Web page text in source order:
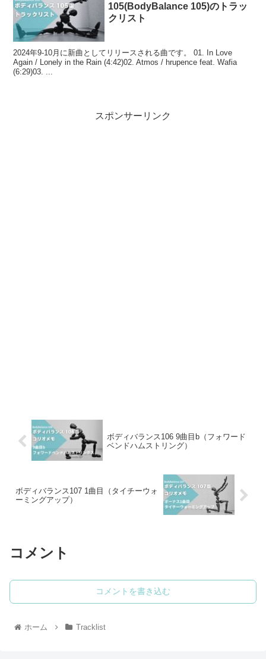
105(BodyBalance 105)のトラッ
クリスト
2024年9-10月に新曲としてリリースされる曲です。 01. In Love
Again / Lonely in the Rain (4:42)02. Atmos / hrupence feat. Wafia
(6:29)03. ...
スポンサーリンク
ボディバランス106 9曲目b（フォワード
ベンドハムストリング）
ボディバランス107 1曲目（タイチーウォ
ーミングアップ）
コメント
コメントを書き込む
ホーム Tracklist